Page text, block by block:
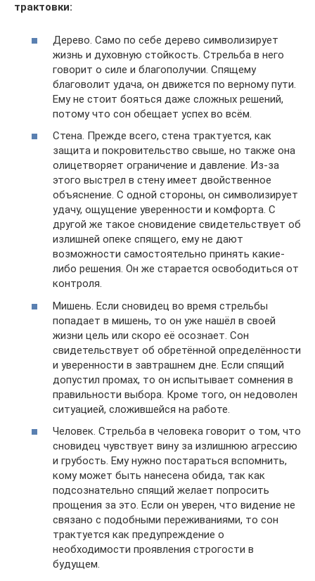
трактовки:
Дерево. Само по себе дерево символизирует
жизнь и духовную стойкость. Стрельба в него
говорит о силе и благополучии. Спящему
благоволит удача, он движется по верному пути.
Ему не стоит бояться даже сложных решений,
потому что сон обещает успех во всём.
Стена. Прежде всего, стена трактуется, как
защита и покровительство свыше, но также она
олицетворяет ограничение и давление. Из-за
этого выстрел в стену имеет двойственное
объяснение. С одной стороны, он символизирует
удачу, ощущение уверенности и комфорта. С
другой же такое сновидение свидетельствует об
излишней опеке спящего, ему не дают
возможности самостоятельно принять какие-
либо решения. Он же старается освободиться от
контроля.
Мишень. Если сновидец во время стрельбы
попадает в мишень, то он уже нашёл в своей
жизни цель или скоро её осознает. Сон
свидетельствует об обретённой определённости
и уверенности в завтрашнем дне. Если спящий
допустил промах, то он испытывает сомнения в
правильности выбора. Кроме того, он недоволен
ситуацией, сложившейся на работе.
Человек. Стрельба в человека говорит о том, что
сновидец чувствует вину за излишнюю агрессию
и грубость. Ему нужно постараться вспомнить,
кому может быть нанесена обида, так как
подсознательно спящий желает попросить
прощения за это. Если он уверен, что видение не
связано с подобными переживаниями, то сон
трактуется как предупреждение о
необходимости проявления строгости в
будущем.